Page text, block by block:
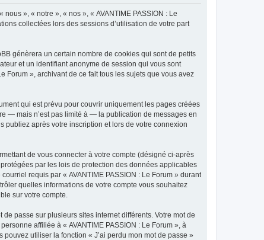
», « notre », « nos », « AVANTIME PASSION : Le
collectées lors des sessions d’utilisation de votre part
génèrera un certain nombre de cookies qui sont de petits
et un identifiant anonyme de session qui vous sont
Forum », archivant de ce fait tous les sujets que vous avez
qui est prévu pour couvrir uniquement les pages créées
— mais n’est pas limité à — la publication de messages en
publiez après votre inscription et lors de votre connexion
de vous connecter à votre compte (désigné ci-après
par les lois de protection des données applicables
requis par « AVANTIME PASSION : Le Forum » durant
quelles informations de votre compte vous souhaitez
sur votre compte.
passe sur plusieurs sites internet différents. Votre mot de
affiliée à « AVANTIME PASSION : Le Forum », à
utiliser la fonction « J’ai perdu mon mot de passe »